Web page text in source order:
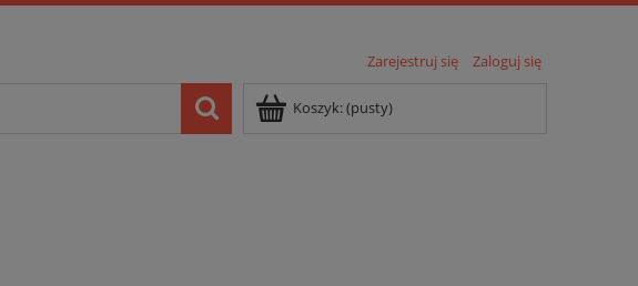
Zarejestruj się
Zaloguj się
Koszyk:(pusty)